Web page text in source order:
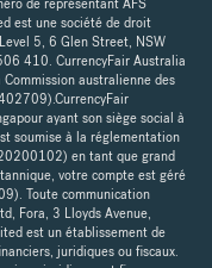
de représentant AFS
est une société de droit
5, 6 Glen Street, NSW
410. CurrencyFair Australia
australienne des
ayant son siège social à
soumise à la réglementation
en tant que grand
votre compte est géré
Toute communication
Fora, 3 Lloyds Avenue,
est un établissement de
juridiques ou fiscaux.